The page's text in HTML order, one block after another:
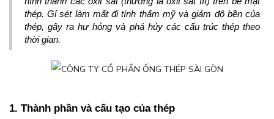
thép. Gỉ sét làm mất đi tính thẩm mỹ và giảm độ bền của
thép, gây ra hư hỏng và phá hủy các cấu trúc thép theo
thời gian.
1. Thành phần và cấu tạo của thép